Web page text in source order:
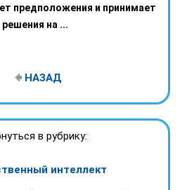
предположения и принимает
решения на ...
НАЗАД
в рубрику:
интеллект